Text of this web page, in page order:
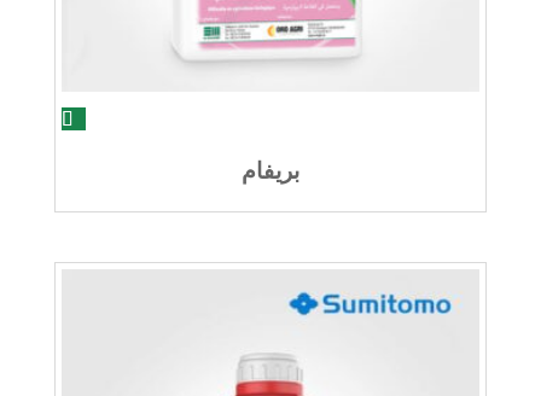
بريفام